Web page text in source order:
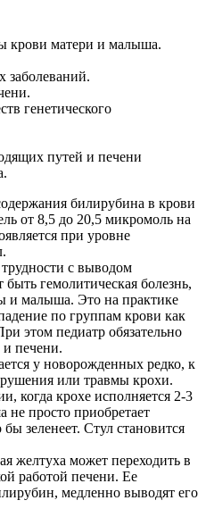
крови матери и малыша.
заболеваний.
генетического
путей и печени
билирубина в крови
от 8,5 до 20,5 микромоль на
при уровне
с выводом
гемолитическая болезнь,
и малыша. Это на практике
по группам крови как
этом педиатр обязательно
и печени.
у новорожденных редко, к
или травмы крохи.
когда крохе исполняется 2-3
просто приобретает
зеленеет. Стул становится
желтуха может переходить в
работой печени. Ее
медленно выводят его